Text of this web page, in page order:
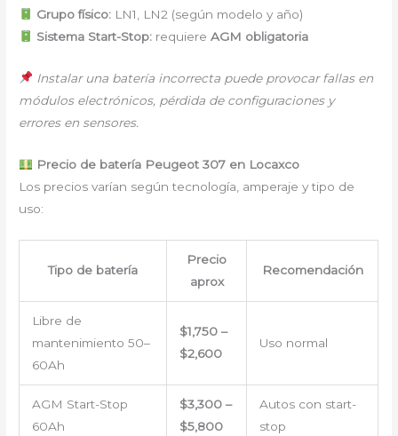
Grupo físico:LN1, LN2 (según modelo y año)
Sistema Start-Stop:requiere AGM obligatoria
Instalar una batería incorrecta puede provocar fallas en
módulos electrónicos, pérdida de configuraciones y
errores en sensores.
Precio de batería Peugeot 307 en Locaxco
Los precios varían según tecnología, amperaje y tipo de
uso:
Tipo de batería
Precio
aprox
Recomendación
Libre de
mantenimiento 50–
60Ah
$1,750 –
$2,600
Uso normal
AGM Start-Stop
60Ah
$3,300 –
$5,800
Autos con start-
stop